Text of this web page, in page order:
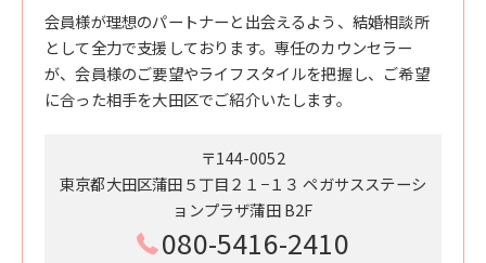
会員様が理想のパートナーと出会えるよう、結婚相談所
として全力で支援しております。専任のカウンセラー
が、会員様のご要望やライフスタイルを把握し、ご希望
に合った相手を大田区でご紹介いたします。
〒144-0052
東京都大田区蒲田５丁目２１−１３ ペガサスステーシ
ョンプラザ蒲田 B2F
080-5416-2410